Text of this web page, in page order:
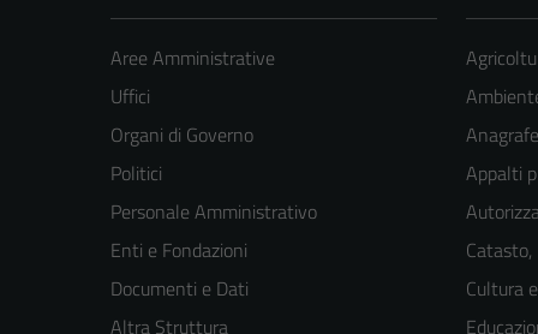
Aree Amministrative
Uffici
Organi di Governo
Politici
Personale Amministrativo
Enti e Fondazioni
Documenti e Dati
Altra Struttura
Appalti
Cultura